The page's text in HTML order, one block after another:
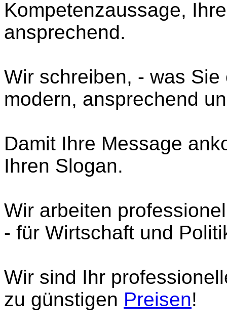
Kompetenzaussage,
ansprechend.
Wir schreiben, - was
modern, ansprechend
Damit Ihre Message
Ihren Slogan.
Wir arbeiten
- für Wirtschaft und
Wir sind Ihr
zu günstigen Preisen!